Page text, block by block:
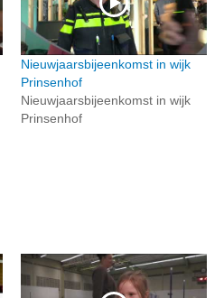
Nieuwjaarsbijeenkomst in wijk
Prinsenhof
Nieuwjaarsbijeenkomst in wijk
Prinsenhof